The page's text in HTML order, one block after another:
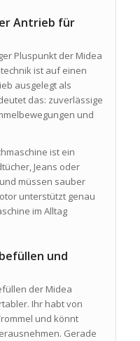
Antrieb für
Pluspunkt der Midea
ist auf einen
ausgelegt als
das: zuverlässige
und
ist ein
Jeans oder
müssen sauber
unterstützt genau
im Alltag
und
der Midea
Ihr habt von
und könnt
Gerade